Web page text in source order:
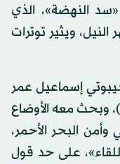
النهضة»، الذي
النيل، ويثير توترات
إسماعيل عمر
وبحث معه الأوضاع
وأمن البحر الأحمر،
على حد قول